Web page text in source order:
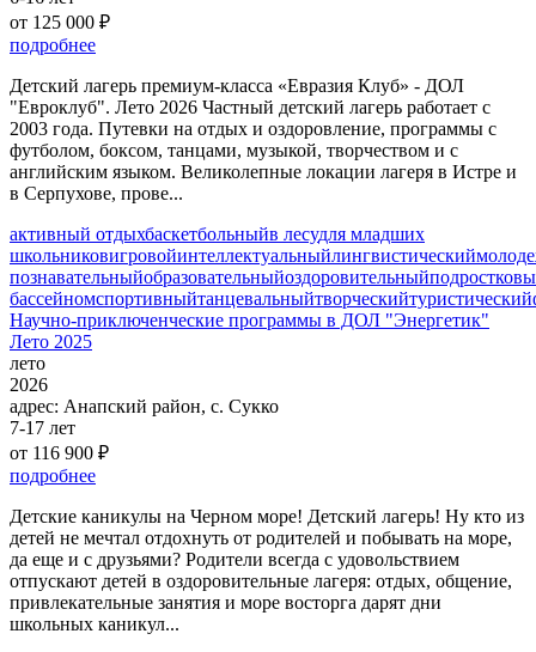
от 125 000 ₽
подробнее
Детский лагерь премиум-класса «Евразия Клуб» - ДОЛ
"Евроклуб". Лето 2026 Частный детский лагерь работает с
2003 года. Путевки на отдых и оздоровление, программы с
футболом, боксом, танцами, музыкой, творчеством и с
английским языком. Великолепные локации лагеря в Истре и
в Серпухове, прове...
активный отдыхбаскетбольныйв лесудля младших
школьниковигровойинтеллектуальныйлингвистический
познавательныйобразовательныйоздоровительный
бассейномспортивныйтанцевальныйтворческийтуристический
Научно-приключенческие программы в ДОЛ "Энергетик"
Лето 2025
лето
2026
адрес: Анапский район, с. Сукко
7-17 лет
от 116 900 ₽
подробнее
Детские каникулы на Черном море! Детский лагерь! Ну кто из
детей не мечтал отдохнуть от родителей и побывать на море,
да еще и с друзьями? Родители всегда с удовольствием
отпускают детей в оздоровительные лагеря: отдых, общение,
привлекательные занятия и море восторга дарят дни
школьных каникул...